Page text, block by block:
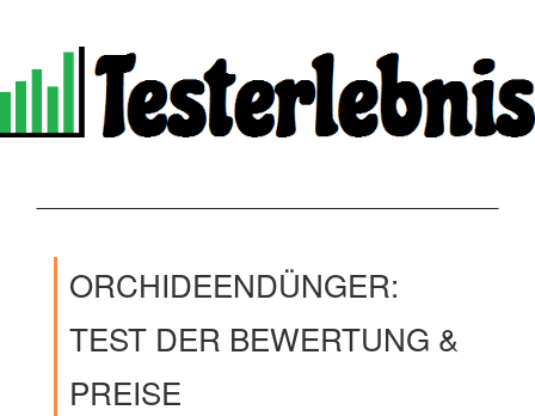
ORCHIDEENDÜNGER:
TEST DER BEWERTUNG &
PREISE